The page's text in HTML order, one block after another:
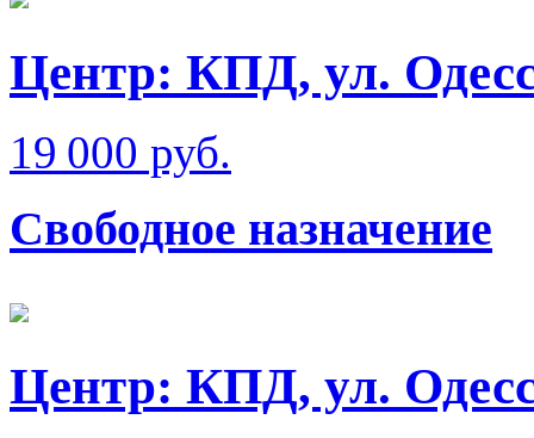
Центр: КПД, ул.
19 000 руб.
Свободное назначение
Центр: КПД, ул.